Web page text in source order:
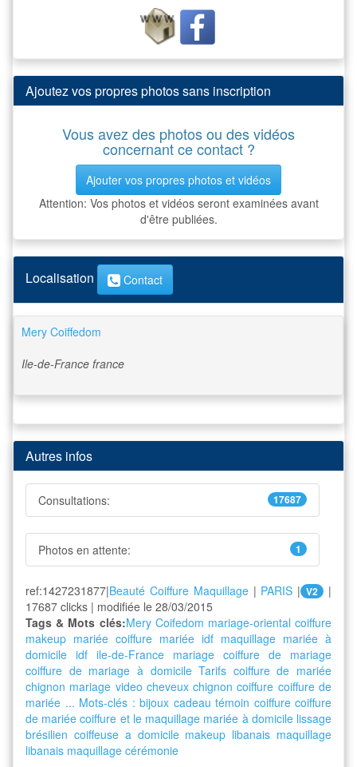
Ajoutez vos propres photos sans inscription
Vous avez des photos ou des vidéos
concernant ce contact ?
Ajouter vos propres photos et vidéos
Attention: Vos photos et vidéos seront examinées avant
d'être publiées.
Localisation Contact
Mery Coiffedom
Ile-de-France france
Autres infos
Consultations: 17687
Photos en attente: 1
ref:1427231877|Beauté Coiffure Maquillage| PARIS | V2
|
17687 clicks | modifiée le 28/03/2015
Tags & Mots clés:Mery Coifedom mariage-oriental coiffure
makeup mariée coiffure mariée idf maquillage mariée à
domicile idf ile-de-France mariage coiffure de mariage
coiffure de mariage à domicile Tarifs coiffure de mariée
chignon mariage video cheveux chignon coiffure coiffure de
mariée ... Mots-clés : bijoux cadeau témoin coiffure coiffure
de mariée coiffure et le maquillage mariée à domicile lissage
brésilien coiffeuse a domicile makeup libanais maquillage
libanais maquillage cérémonie